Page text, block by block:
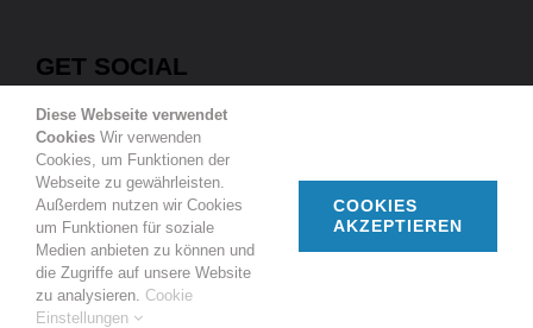
GET SOCIAL
© Copyright2026 | Deutsch-Französische Gesellschaft
Duisburg e.V.
Diese Webseite verwendet
Cookies Wir verwenden
Cookies, um Funktionen der
Webseite zu gewährleisten.
Außerdem nutzen wir Cookies
um Funktionen für soziale
Medien anbieten zu können und
die Zugriffe auf unsere Website
zu analysieren. Cookie
Einstellungen
COOKIES
AKZEPTIEREN